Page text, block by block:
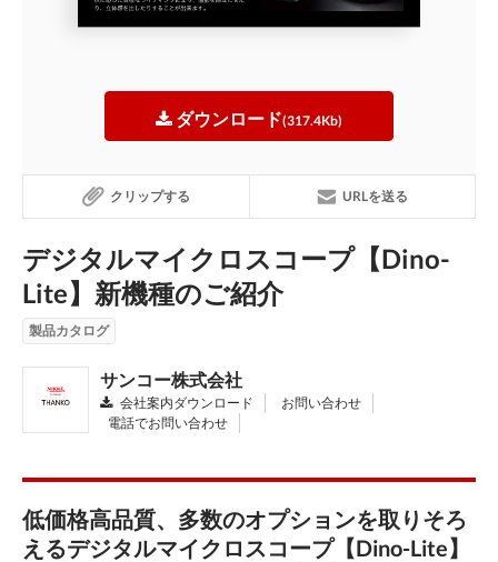
ダウンロード(317.4Kb)
クリップする URLを送る
デジタルマイクロスコープ【Dino-
Lite】新機種のご紹介
製品カタログ
サンコー株式会社
会社案内ダウンロード
お問い合わせ
電話でお問い合わせ
低価格高品質、多数のオプションを取りそろ
えるデジタルマイクロスコープ【Dino-Lite】